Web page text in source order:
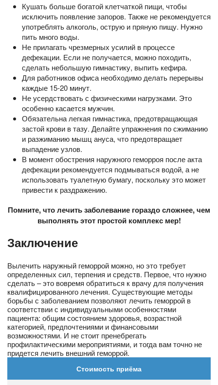
Кушать больше богатой клетчаткой пищи, чтобы
исключить появление запоров. Также не рекомендуется
употреблять алкоголь, острую и пряную пищу. Нужно
пить много воды.
Не прилагать чрезмерных усилий в процессе
дефекации. Если не получается, можно походить,
сделать небольшую гимнастику, выпить кефира.
Для работников офиса необходимо делать перерывы
каждые 15-20 минут.
Не усердствовать с физическими нагрузками. Это
особенно касается мужчин.
Обязательна легкая гимнастика, предотвращающая
застой крови в тазу. Делайте упражнения по сжиманию
и разжиманию мышц ануса, что предотвращает
выпадение узлов.
В момент обострения наружного геморроя после акта
дефекации рекомендуется подмываться водой, а не
использовать туалетную бумагу, поскольку это может
привести к раздражению.
Помните, что лечить заболевание гораздо сложнее, чем
выполнять этот простой комплекс мер!
Заключение
Вылечить наружный геморрой можно, но это требует
определенных сил, терпения и средств. Первое, что нужно
сделать – это вовремя обратиться к врачу для получения
квалифицированного лечения. Существующие методы
борьбы с заболеванием позволяют лечить геморрой в
соответствии с индивидуальными особенностями
пациента: общим состоянием здоровья, возрастной
категорией, предпочтениями и финансовыми
возможностями. И не стоит пренебрегать
профилактическими мероприятиями, и тогда вам точно не
придется лечить внешний геморрой.
Стоимость приёма